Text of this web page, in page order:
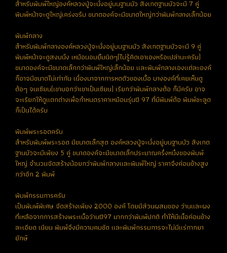
สำหรับพิมพ์ใหญ่องค์หลวงปู่จะนั่งอยู่บนฐานบัว สังเกตฐานบัวจะมี 7 คู่
พิมพ์หน้าจะดูใหญ่เคร่งขรึม ขนาดองค์จะมีขนาดใหญ่กว่าพิมพ์กลางเล็กน้อย
พิมพ์กลาง
สำหรับพิมพ์กลางองค์หลวงปู่จะนั่งอยู่บนฐานบัว สังเกตฐานบัวจะมี 9 คู่
พิมพ์หน้าจะดูสงบนิ่ง เหมือนอมยิ้มนิดๆ(ไม่รู้คิดเอาเองหรือเปล่านะครับ)
ขนาดองค์จะมีขนาดเล็กกว่าพิมพ์ใหญ่เล็กน้อย และพิมพ์กลางเองแต่ละองค์
ก็อาจมีขนาดไม่เท่ากัน เนื่องมาจากการหดตัวของเนื้อ บางองค์ที่เคยเห็นดู
ต้อๆ จนเซียน(เขาบอกว่าเขาเป็นเซียน) เรียกว่าพิมพ์กลางต้อ ก็มีครับ อาจ
จะเรียกให้ดูแตกต่างเพื่อกำหนดราคาเหมือนรุ่นปี 97 ที่มีพิมพ์ต้อ พิมพ์ชะลูด
ก็เป็นได้ครับ
พิมพ์พระรอดครับ
สำหรับพิมพ์พระรอด มีขนาดเล็กสุด องค์หลวงปู่จะนั่งอยู่บนฐานบัว สังเกต
ฐานบัวจะมีเพียง 5 คู่ ขนาดองค์จะมีขนาดเล็กประมาณครึ่งหนึ่งของพิมพ์
ใหญ่ จำนวนจัดสร้างน้อยกว่าพิมพ์กลางและพิมพ์ใหญ่ ราคาจึงค่อนข้างสูง
กว่าอีก 2 พิมพ์
พิมพ์กรรมการครับ
เป็นพิมพ์พิเศษ จัดสร้างเพียง 2000 องค์ โดยมีส่วนผสมของ ว่านและผง
ที่เหลือจากการสร้างพระเนื้อว่านปี97 มากกว่าพิมพ์ปกติ ทำให้มีเนื้อค่อนข้าง
ละเอียด เนียน พิมพ์จึงมีความคมชัด และพิมพ์กรรมการจะไม่มีแร่กากยา
ยักษ์